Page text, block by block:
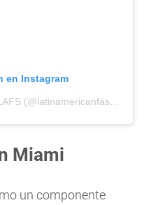
en Instagram
Miami
un componente